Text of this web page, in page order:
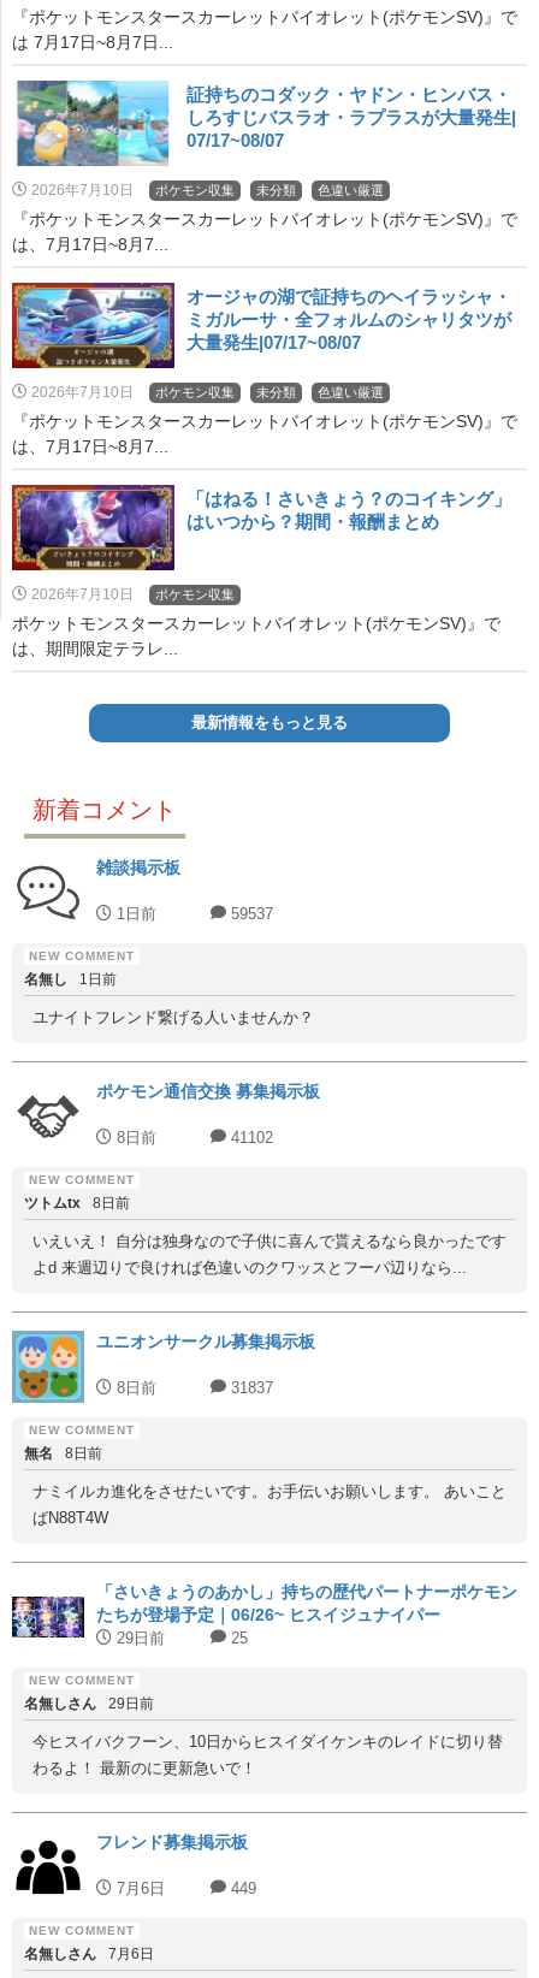
『ポケットモンスタースカーレットバイオレット(ポケモンSV)』で
は 7月17日~8月7日...
証持ちのコダック・ヤドン・ヒンバス・
しろすじバスラオ・ラプラスが大量発生|
07/17~08/07
2026年7月10日 ポケモン収集 未分類 色違い厳選
『ポケットモンスタースカーレットバイオレット(ポケモンSV)』で
は、7月17日~8月7...
オージャの湖で証持ちのヘイラッシャ・
ミガルーサ・全フォルムのシャリタツが
大量発生|07/17~08/07
2026年7月10日 ポケモン収集 未分類 色違い厳選
『ポケットモンスタースカーレットバイオレット(ポケモンSV)』で
は、7月17日~8月7...
「はねる！さいきょう？のコイキング」
はいつから？期間・報酬まとめ
2026年7月10日 ポケモン収集
ポケットモンスタースカーレットバイオレット(ポケモンSV)』で
は、期間限定テラレ...
最新情報をもっと見る
新着コメント
雑談掲示板
1日前 59537
名無し 1日前
ユナイトフレンド繋げる人いませんか？
ポケモン通信交換 募集掲示板
8日前 41102
ツトムtx 8日前
いえいえ！ 自分は独身なので子供に喜んで貰えるなら良かったです
よd 来週辺りで良ければ色違いのクワッスとフーパ辺りなら...
ユニオンサークル募集掲示板
8日前 31837
無名 8日前
ナミイルカ進化をさせたいです。お手伝いお願いします。 あいこと
ばN88T4W
「さいきょうのあかし」持ちの歴代パートナーポケモン
たちが登場予定｜06/26~ ヒスイジュナイパー
29日前 25
名無しさん 29日前
今ヒスイバクフーン、10日からヒスイダイケンキのレイドに切り替
わるよ！ 最新のに更新急いで！
フレンド募集掲示板
7月6日 449
名無しさん 7月6日